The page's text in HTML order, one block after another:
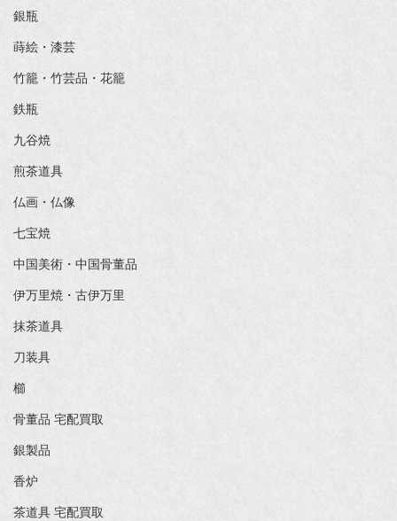
銀瓶
蒔絵・漆芸
竹籠・竹芸品・花籠
鉄瓶
九谷焼
煎茶道具
仏画・仏像
七宝焼
中国美術・中国骨董品
伊万里焼・古伊万里
抹茶道具
刀装具
櫛
骨董品 宅配買取
銀製品
香炉
茶道具 宅配買取